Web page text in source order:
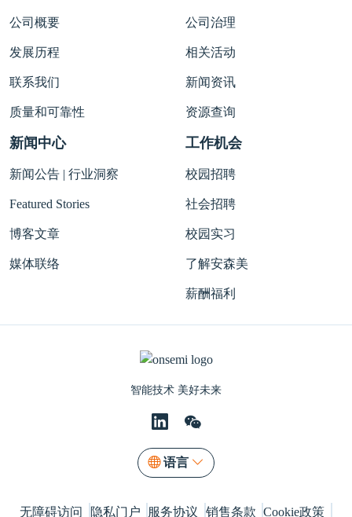
智能技术 美好未来
语言
公司概要
发展历程
联系我们
质量和可靠性
公司治理
相关活动
新闻资讯
资源查询
新闻中心
新闻公告 | 行业洞察
Featured Stories
博客文章
媒体联络
工作机会
校园招聘
社会招聘
校园实习
了解安森美
薪酬福利
无障碍访问 隐私门户 服务协议 销售条款 Cookie政策